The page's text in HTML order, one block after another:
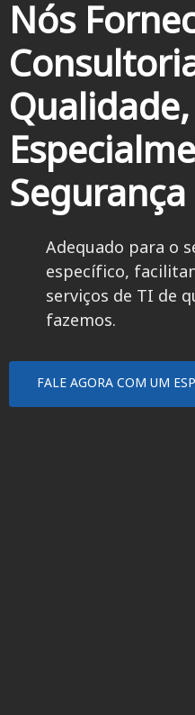
Nós
Qualidade,
Adequado para o
específico,
serviços de TI de
fazemos.
FALE AGORA COM UM